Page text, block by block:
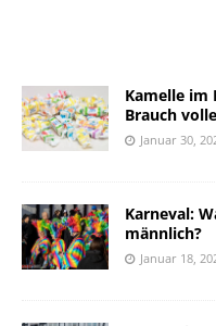
Kamelle im
Brauch
Januar 30,
Karneval:
männlich?
Januar 18,